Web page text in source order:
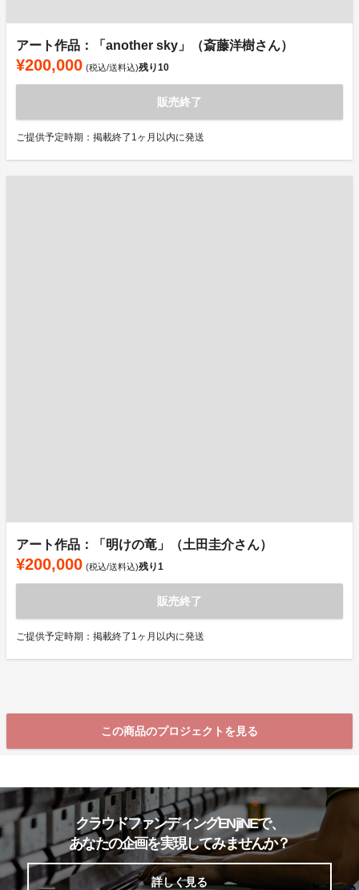
アート作品：「another sky」（斎藤洋樹さん）
¥200,000 (税込/送料込)残り10
販売終了
ご提供予定時期：掲載終了1ヶ月以内に発送
アート作品：「明けの竜」（土田圭介さん）
¥200,000 (税込/送料込)残り1
販売終了
ご提供予定時期：掲載終了1ヶ月以内に発送
この商品のプロジェクトを見る
クラウドファンディングENjiNEで、
あなたの企画を実現してみませんか？
詳しく見る